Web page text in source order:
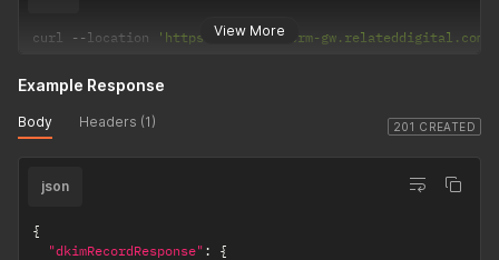
View More
curl --location 'https://express-crm-gw.relateddigital.com/
201 CREATED
Example Response
Body Headers (1)
json
{
"dkimRecordResponse" :
{